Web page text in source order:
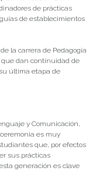
de prácticas
de establecimientos
la carrera de Pedagogía
dan continuidad de
última etapa de
y Comunicación,
ceremonia es muy
que, por efectos
sus prácticas
generación es clave